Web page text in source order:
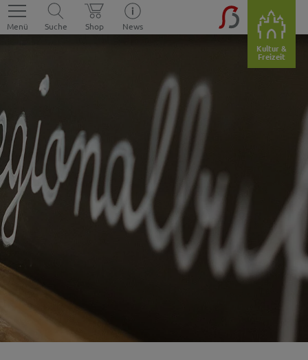
Menü Suche Shop
News
Kultur &
Freizeit